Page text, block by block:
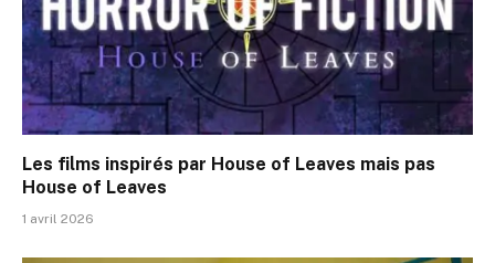
Les films inspirés par House of Leaves mais pas
House of Leaves
1 avril 2026